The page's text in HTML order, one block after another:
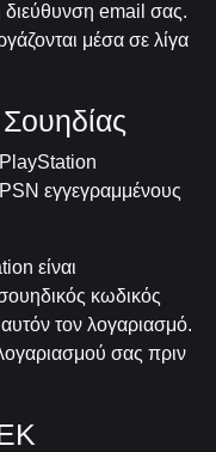
διεύθυνση email σας.
μέσα σε λίγα
εγγεγραμμένους
είναι
κωδικός
τον λογαριασμό.
σας πριν